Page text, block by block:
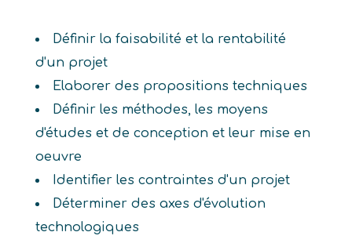
Définir la faisabilité et la rentabilité
d'un projet
Elaborer des propositions techniques
Définir les méthodes, les moyens
d'études et de conception et leur mise en
oeuvre
Identifier les contraintes d'un projet
Déterminer des axes d'évolution
technologiques